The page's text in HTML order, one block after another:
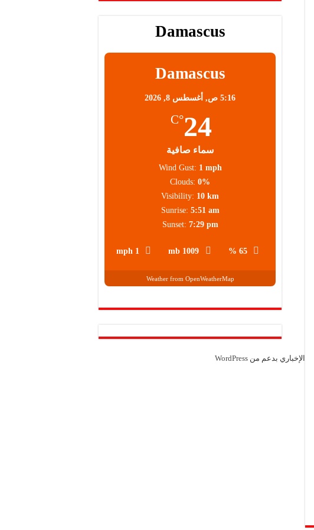
Damascus
Damascus
5:16 ص, أغسطس 8, 2026
24
°C
سماء صافية
65 %
1009 mb
1 mph
Wind Gust: 1 mph
Clouds: 0%
Visibility: 10 km
Sunrise: 5:51 am
Sunset: 7:29 pm
Weather from OpenWeatherMap
الإخباري بدعم من WordPress